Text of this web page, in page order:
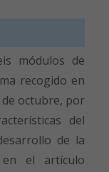
módulos de
recogido en
octubre, por
del
de la
en el artículo